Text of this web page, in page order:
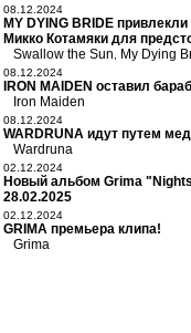
08.12.2024
MY DYING BRIDE
Микко Котамяки для
Swallow the Sun
My Dying
08.12.2024
IRON MAIDEN оставил
Iron Maiden
08.12.2024
WARDRUNA идут путем
Wardruna
02.12.2024
Новый альбом Grima
28.02.2025
02.12.2024
GRIMA премьера клипа!
Grima